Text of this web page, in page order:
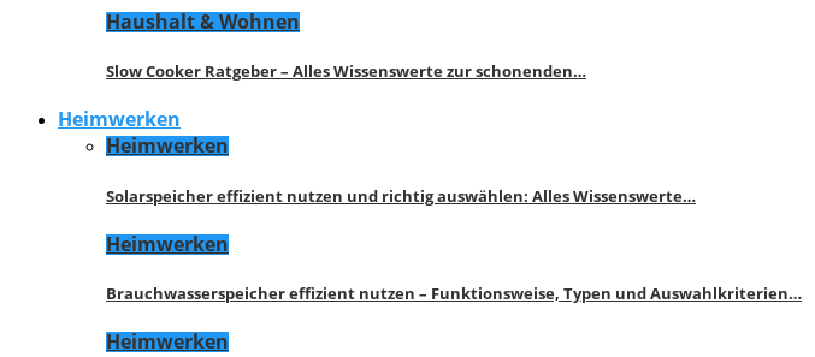
Haushalt & Wohnen
Slow Cooker Ratgeber – Alles Wissenswerte zur schonenden…
Heimwerken
Heimwerken
Solarspeicher effizient nutzen und richtig auswählen: Alles Wissenswerte…
Heimwerken
Brauchwasserspeicher effizient nutzen – Funktionsweise, Typen und Auswahlkriterien…
Heimwerken